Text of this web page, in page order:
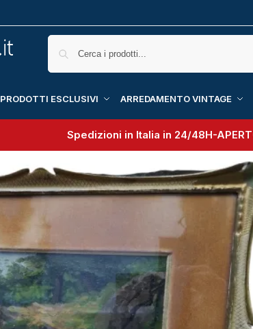
PRODOTTI ESCLUSIVI ARREDAMENTO VINTAGE
Spedizioni in Italia in 24/48H-